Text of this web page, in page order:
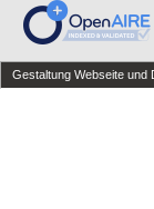
Gestaltung Webseite und